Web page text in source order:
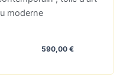
590,00 €